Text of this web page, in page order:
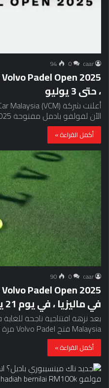
caar
0
94
، حتى 3 يوليو
الآن لفولفو بادمل مفتوحة 2025 ، والتي ستعقد من 21 يونيو…
أكمل القراءة »
caar
0
90
في ماليزيا ، في يوم 21 يونيو إلى 27 يونيو
Malaysia فتح Volvo Padel مرة أخرى هذا العام…
أكمل القراءة »